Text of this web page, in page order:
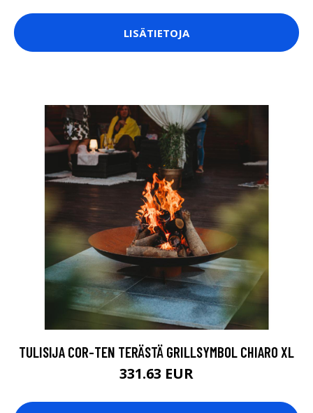
LISÄTIETOJA
TULISIJA COR-TEN TERÄSTÄ GRILLSYMBOL CHIARO XL
331.63 EUR